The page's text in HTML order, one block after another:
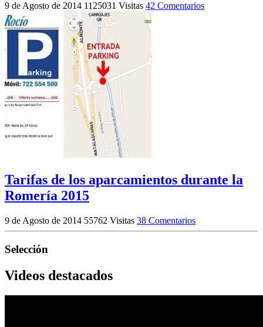
9 de Agosto de 2014 1125031 Visitas 42 Comentarios
Tarifas de los aparcamientos durante la
Romería 2015
9 de Agosto de 2014 55762 Visitas 38 Comentarios
Selección
Videos destacados